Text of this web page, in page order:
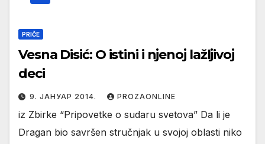
PRIČE
Vesna Disić: O istini i njenoj lažljivoj
deci
9. ЈАНУАР 2014. PROZAONLINE
iz Zbirke “Pripovetke o sudaru svetova” Da li je
Dragan bio savršen stručnjak u svojoj oblasti niko